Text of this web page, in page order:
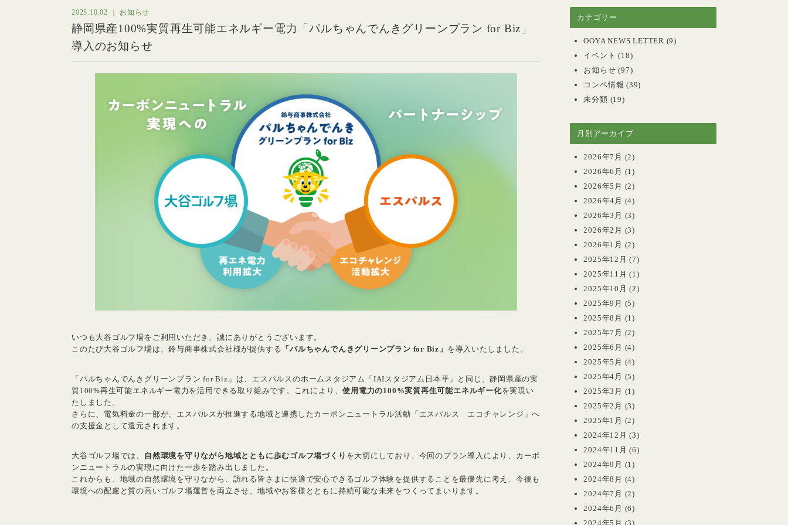
2025.10.02 ｜ お知らせ
静岡県産100%実質再生可能エネルギー電力「パルちゃんでんきグリーンプラン for Biz」
導入のお知らせ
いつも大谷ゴルフ場をご利用いただき、誠にありがとうございます。
このたび大谷ゴルフ場は、鈴与商事株式会社様が提供する 「パルちゃんでんきグリーンプラン for Biz」 を導入いたしました。
「パルちゃんでんきグリーンプラン for Biz」は、エスパルスのホームスタジアム「IAIスタジアム日本平」と同じ、静岡県産の実
質100%再生可能エネルギー電力を活用できる取り組みです。これにより、使用電力の100%実質再生可能エネルギー化を実現い
たしました。
さらに、電気料金の一部が、エスパルスが推進する地域と連携したカーボンニュートラル活動「エスパルス エコチャレンジ」へ
の支援金として還元されます。
大谷ゴルフ場では、 自然環境を守りながら地域とともに歩むゴルフ場づくり を大切にしており、今回のプラン導入により、カーボ
ンニュートラルの実現に向けた一歩を踏み出しました。
これからも、地域の自然環境を守りながら、訪れる皆さまに快適で安心できるゴルフ体験を提供することを最優先に考え、今後も
環境への配慮と質の高いゴルフ場運営を両立させ、地域やお客様とともに持続可能な未来をつくってまいります。
カテゴリー
OOYA NEWS LETTER (9)
イベント (18)
お知らせ (97)
コンペ情報 (39)
未分類 (19)
月別アーカイブ
2026年7月 (2)
2026年6月 (1)
2026年5月 (2)
2026年4月 (4)
2026年3月 (3)
2026年2月 (3)
2026年1月 (2)
2025年12月 (7)
2025年11月 (1)
2025年10月 (2)
2025年9月 (5)
2025年8月 (1)
2025年7月 (2)
2025年6月 (4)
2025年5月 (4)
2025年4月 (5)
2025年3月 (1)
2025年2月 (3)
2025年1月 (2)
2024年12月 (3)
2024年11月 (6)
2024年9月 (1)
2024年8月 (4)
2024年7月 (2)
2024年6月 (6)
2024年5月 (3)